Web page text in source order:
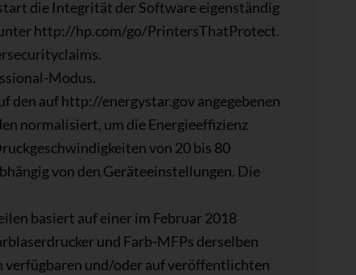
die Integrität der Software eigenständig
unter http://hp.com/go/PrintersThatProtect.
Modus.
den auf http://energystar.gov angegebenen
normalisiert, um die Energieeffizienz
von 20 bis 80
von den Geräteeinstellungen. Die
basiert auf einer im Februar 2018
und Farb-MFPs derselben
verfügbaren und/oder auf veröffentlichten